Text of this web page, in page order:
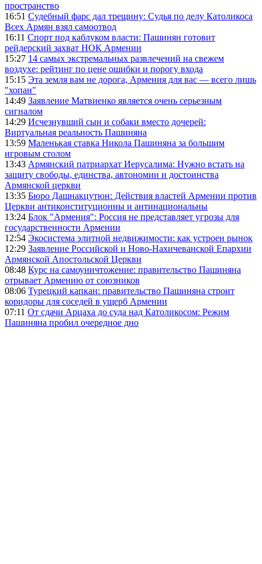
пространство
16:51 Судебный фарс дал трещину: Судья по делу Католикоса
Всех Армян взял самоотвод
16:11 Спорт под каблуком власти: Пашинян готовит
рейдерский захват НОК Армении
15:27 14 самых экстремальных развлечений на свежем
воздухе: рейтинг по цене ошибки и порогу входа
15:15 Эта земля вам не дорога, Армения для вас — всего лишь
"хопан"
14:49 Заявление Матвиенко является очень серьезным
сигналом
14:29 Исчезнувший сын и собаки вместо дочерей:
Виртуальная реальность Пашиняна
13:59 Маленькая ставка Никола Пашиняна за большим
игровым столом
13:43 Армянский патриархат Иерусалима: Нужно встать на
защиту свободы, единства, автономии и достоинства
Армянской церкви
13:35 Бюро Дашнакцутюн: Действия властей Армении против
Церкви антиконституционны и антинациональны
13:24 Блок "Армения": Россия не представляет угрозы для
государственности Армении
12:54 Экосистема элитной недвижимости: как устроен рынок
12:29 Заявление Российской и Ново-Нахичеванской Епархии
Армянской Апостольской Церкви
08:48 Курс на самоуничтожение: правительство Пашиняна
отрывает Армению от союзников
08:06 Турецкий капкан: правительство Пашиняна строит
коридоры для соседей в ущерб Армении
07:11 От сдачи Арцаха до суда над Католикосом: Режим
Пашиняна пробил очередное дно